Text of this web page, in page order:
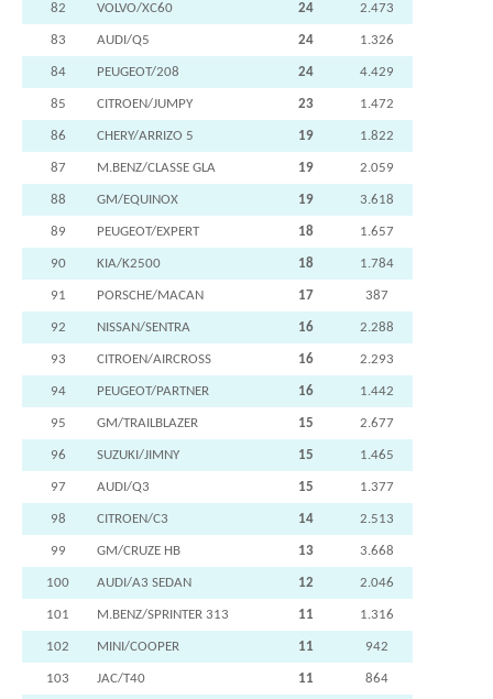
82 VOLVO/XC60 24 2.473
83 AUDI/Q5 24 1.326
84 PEUGEOT/208 24 4.429
85 CITROEN/JUMPY 23 1.472
86 CHERY/ARRIZO 5 19 1.822
87 M.BENZ/CLASSE GLA 19 2.059
88 GM/EQUINOX 19 3.618
89 PEUGEOT/EXPERT 18 1.657
90 KIA/K2500 18 1.784
91 PORSCHE/MACAN 17 387
92 NISSAN/SENTRA 16 2.288
93 CITROEN/AIRCROSS 16 2.293
94 PEUGEOT/PARTNER 16 1.442
95 GM/TRAILBLAZER 15 2.677
96 SUZUKI/JIMNY 15 1.465
97 AUDI/Q3 15 1.377
98 CITROEN/C3 14 2.513
99 GM/CRUZE HB 13 3.668
100 AUDI/A3 SEDAN 12 2.046
101 M.BENZ/SPRINTER 313 11 1.316
102 MINI/COOPER 11 942
103 JAC/T40 11 864